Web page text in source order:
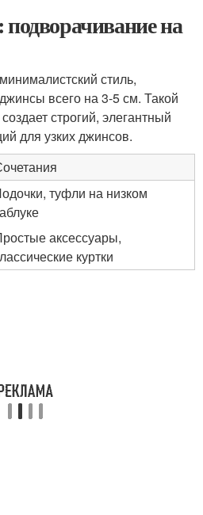
на
стиль,
всего на 3-5 см. Такой
строгий, элегантный
для узких джинсов.
туфли на низком
аксессуары,
куртки